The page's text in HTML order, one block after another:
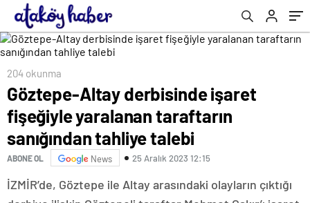
talebi
204 okunma
Göztepe-Altay derbisinde işaret
fişeğiyle yaralanan taraftarın
sanığından tahliye talebi
ABONE OL News 25 Aralık 2023 12:15
İZMİR’de, Göztepe ile Altay arasındaki olayların çıktığı